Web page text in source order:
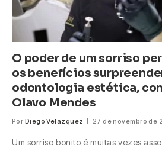
O poder de um sorriso
os benefícios
odontologia estética,
Olavo Mendes
Por Diego Velázquez 27 de novembro de
Um sorriso bonito é muitas vezes